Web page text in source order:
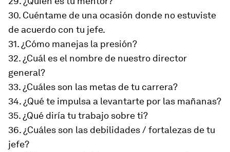
30. Cuéntame de una ocasión donde no estuviste
de acuerdo con tu jefe.
31. ¿Cómo manejas la presión?
32. ¿Cuál es el nombre de nuestro director
general?
33. ¿Cuáles son las metas de tu carrera?
34. ¿Qué te impulsa a levantarte por las mañanas?
35. ¿Qué diría tu trabajo sobre ti?
36. ¿Cuáles son las debilidades / fortalezas de tu
jefe?